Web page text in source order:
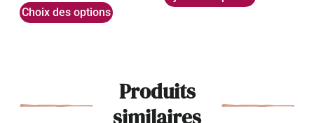
Choix des options
Produits